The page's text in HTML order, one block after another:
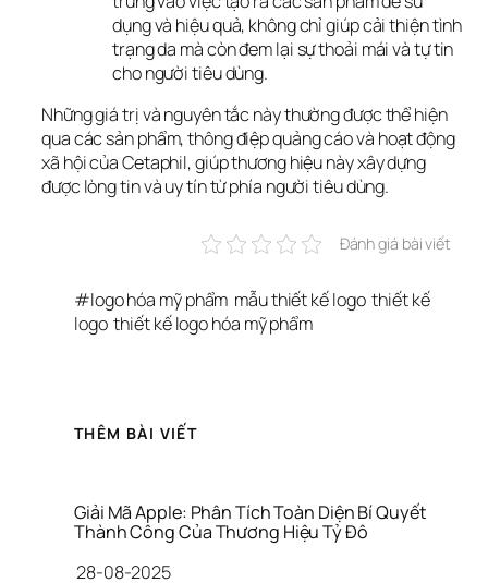
dụng và hiệu quả, không chỉ giúp cải thiện tình
trạng da mà còn đem lại sự thoải mái và tự tin
cho người tiêu dùng.
Những giá trị và nguyên tắc này thường được thể hiện
qua các sản phẩm, thông điệp quảng cáo và hoạt động
xã hội của Cetaphil, giúp thương hiệu này xây dựng
được lòng tin và uy tín từ phía người tiêu dùng.
Đánh giá bài viết
#logo hóa mỹ phẩm mẫu thiết kế logo thiết kế
logo thiết kế logo hóa mỹ phẩm
THÊM BÀI VIẾT
Giải Mã Apple: Phân Tích Toàn Diện Bí Quyết
Thành Công Của Thương Hiệu Tỷ Đô
28-08-2025